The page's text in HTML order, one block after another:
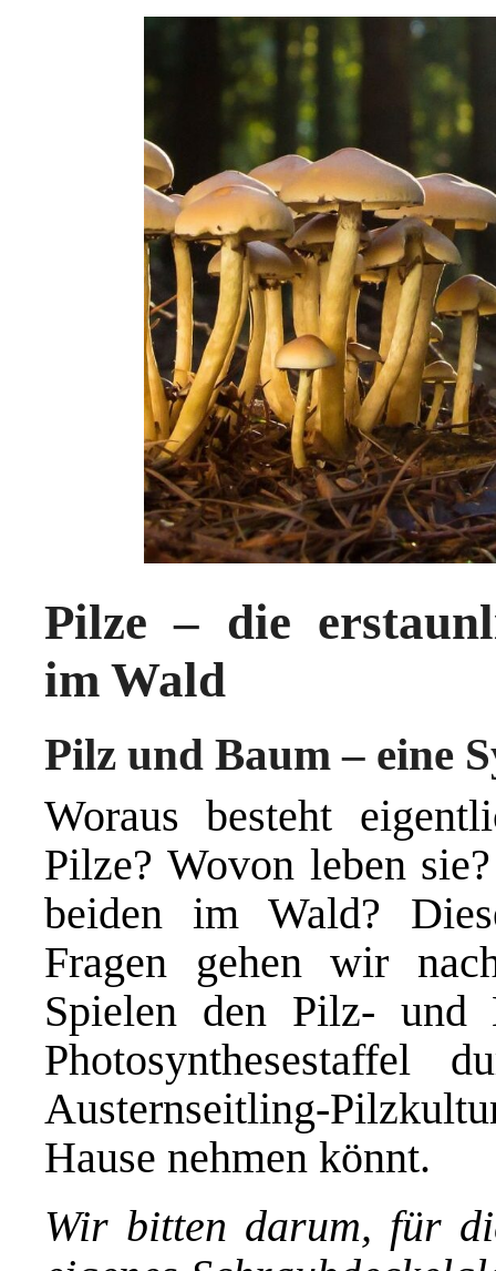
Pilze – die
im Wald
Pilz und Baum – eine
Woraus besteht
Pilze? Wovon leben
beiden im Wald?
Fragen gehen wir
Spielen den Pilz- und
Photosynthesestaffel
Austernseitling-
Hause nehmen könnt.
Wir bitten darum, für